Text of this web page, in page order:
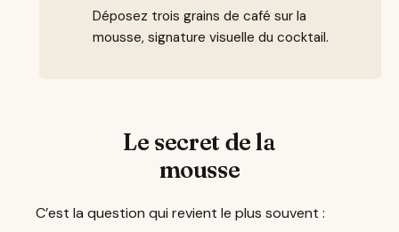
Déposez trois grains de café sur la
mousse, signature visuelle du cocktail.
Le secret de la
mousse
C’est la question qui revient le plus souvent :